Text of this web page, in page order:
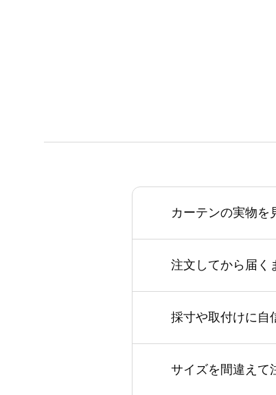
カーテンの実物を
注文してから届く
採寸や取付けに自
サイズを間違えて